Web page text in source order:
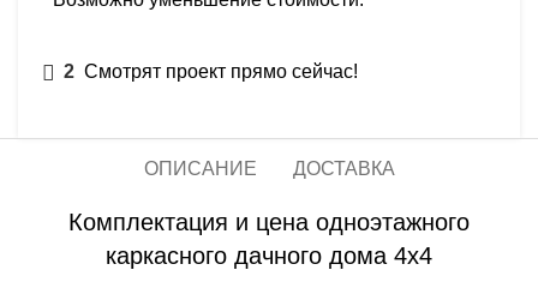
2 Смотрят проект прямо сейчас!
ОПИСАНИЕ ДОСТАВКА
Комплектация и цена одноэтажного
каркасного дачного дома 4х4